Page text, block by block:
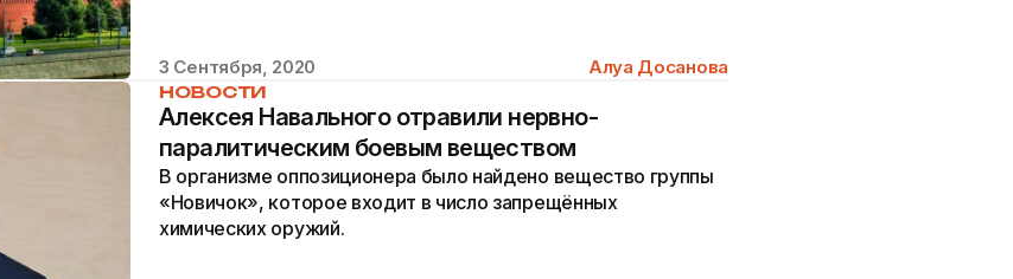
3 Сентября, 2020 Алуа Досанова
НОВОСТИ
Алексея Навального отравили нервно-
паралитическим боевым веществом
В организме оппозиционера было найдено вещество группы
«Новичок», которое входит в число запрещённых
химических оружий.